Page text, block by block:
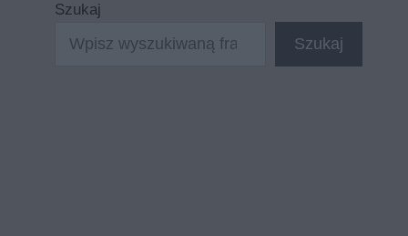
Szukaj
Szukaj